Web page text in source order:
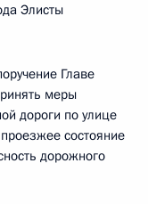
Элисты
Главе
меры
дороги по улице
состояние
дорожного